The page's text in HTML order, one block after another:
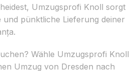
Umzugsprofi Knoll sorgt
und pünktliche Lieferung deiner
Wähle Umzugsprofi Knoll
Umzug von Dresden nach